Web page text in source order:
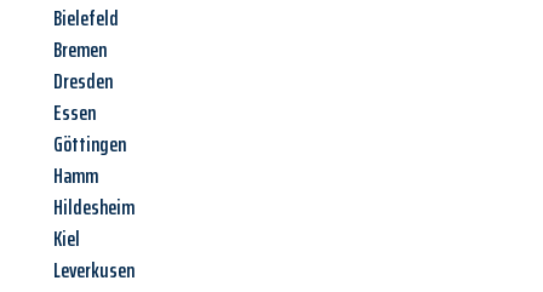
Bielefeld
Bremen
Dresden
Essen
Göttingen
Hamm
Hildesheim
Kiel
Leverkusen